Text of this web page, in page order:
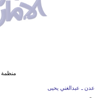
منظمة
عدن ـ عبدالغني يحيى